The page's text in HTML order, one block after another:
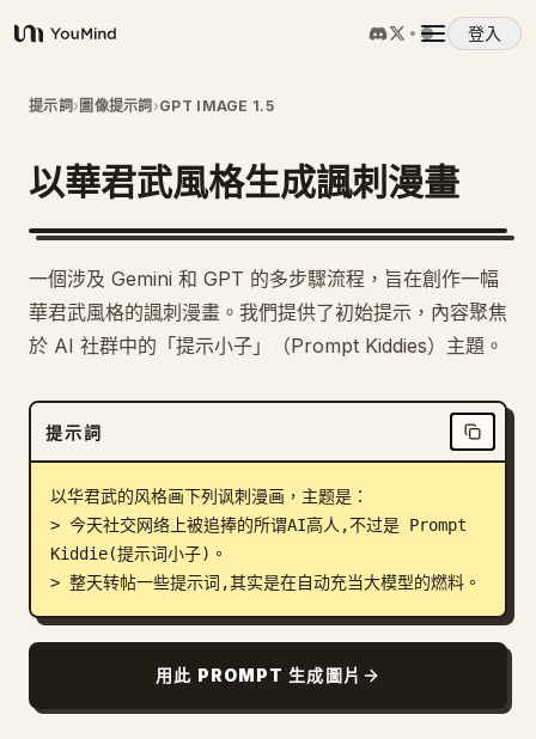
YouMind
登入
概覽
使用案例
提示詞
定價
下載
部落格
更新
提示詞› 圖像提示詞 ›GPT IMAGE 1.5
以華君武風格生成諷刺漫畫
一個涉及 Gemini 和 GPT 的多步驟流程，旨在創作一幅
華君武風格的諷刺漫畫。我們提供了初始提示，內容聚焦
於 AI 社群中的「提示小子」（Prompt Kiddies）主題。
提示詞
以华君武的风格画下列讽刺漫画，主题是：
> 今天社交网络上被追捧的所谓AI高人,不过是 Prompt
Kiddie(提示词小子)。
> 整天转帖一些提示词,其实是在自动充当大模型的燃料。
用此 PROMPT 生成圖片